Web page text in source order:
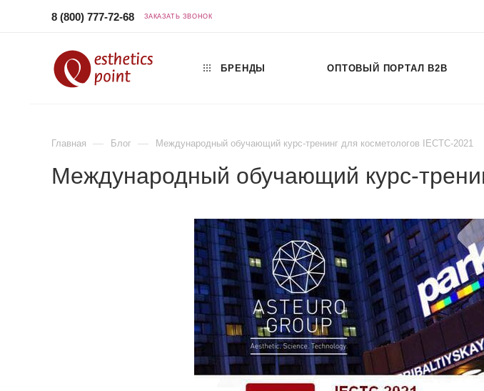
8 (800) 777-72-68 ЗАКАЗАТЬ ЗВОНОК
БРЕНДЫ ОПТОВЫЙ ПОРТАЛ B2B
Главная — Блог — Международный обучающий курс-тренинг для косметологов IECTC-2021
Международный обучающий курс-